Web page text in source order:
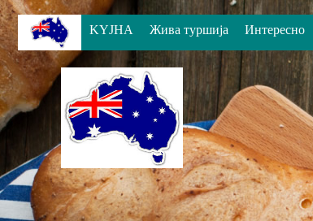
KYJHA Жива туршија Интересно